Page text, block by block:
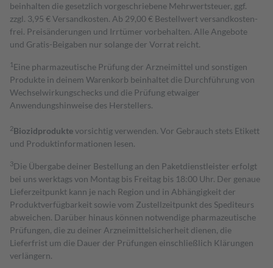
beinhalten die gesetzlich vorgeschriebene Mehrwertsteuer, ggf.
zzgl. 3,95 € Versandkosten. Ab 29,00 € Bestell­wert versand­kosten­
frei. Preisänderungen und Irrtümer vorbehalten. Alle Angebote
und Gratis-Beigaben nur solange der Vorrat reicht.
1 Eine pharmazeutische Prüfung der Arzneimittel und sonstigen
Produkte in deinem Warenkorb beinhaltet die Durchführung von
Wechselwirkungschecks und die Prüfung etwaiger
Anwendungshinweise des Herstellers.
2Biozidproduktevorsichtig verwenden. Vor Gebrauch stets Etikett
und Produktinformationen lesen.
3Die Übergabe deiner Bestellung an den Paketdienstleister erfolgt
bei uns werktags von Montag bis Freitag bis 18:00 Uhr. Der genaue
Lieferzeitpunkt kann je nach Region und in Abhängigkeit der
Produktverfügbarkeit sowie vom Zustellzeitpunkt des Spediteurs
abweichen. Darüber hinaus können notwendige pharmazeutische
Prüfungen, die zu deiner Arzneimittelsicherheit dienen, die
Lieferfrist um die Dauer der Prüfungen einschließlich Klärungen
verlängern.